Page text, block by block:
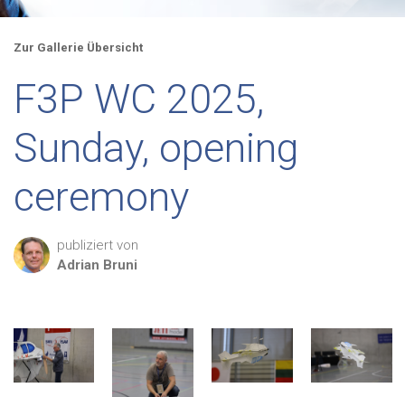
Zur Gallerie Übersicht
F3P WC 2025,
Sunday, opening
ceremony
publiziert von
Adrian Bruni